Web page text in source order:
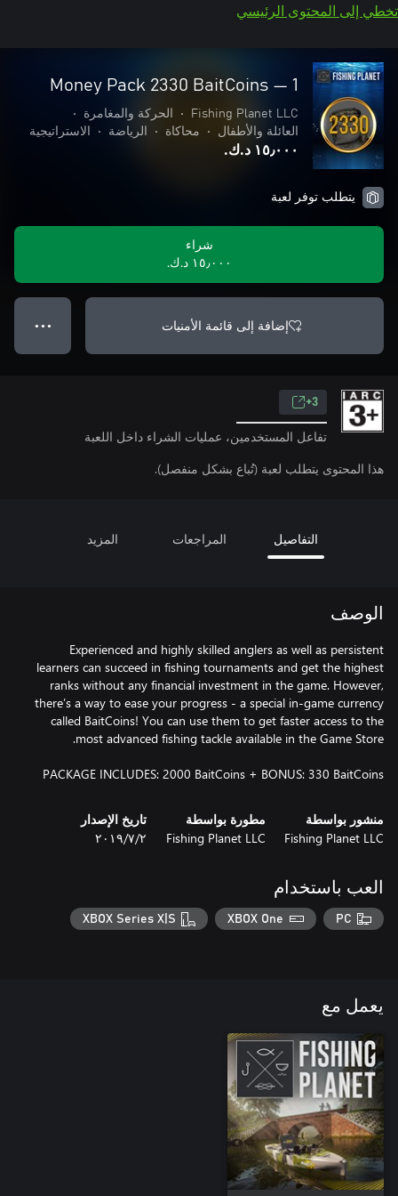
تخطي إلى المحتوى الرئيسي
Money Pack 2330 BaitCoins — 1
Fishing Planet LLC
• الحركة والمغامرة
•
العائلة والأطفال
• محاكاة • الرياضة • الاستراتيجية
١٥٫٠٠٠ د.ك.‏
يتطلب توفر لعبة
شراء
١٥٫٠٠٠ د.ك.‏
إضافة إلى قائمة الأمنيات ● ● ●
3+
تفاعل المستخدمين، عمليات الشراء داخل اللعبة
هذا المحتوى يتطلب لعبة (تُباع بشكل منفصل).
التفاصيل المراجعات المزيد
الوصف
Experienced and highly skilled anglers as well as persistent
learners can succeed in fishing tournaments and get the highest
ranks without any financial investment in the game. However,
there’s a way to ease your progress - a special in-game currency
called BaitCoins! You can use them to get faster access to the
PACKAGE INCLUDES: 2000 BaitCoins + BONUS: 330 BaitCoins
منشور بواسطة
Fishing Planet LLC
مطورة بواسطة
Fishing Planet LLC
تاريخ الإصدار
٢‏/٧‏/٢٠١٩
العب باستخدام
PC
XBOX One
XBOX Series X|S
يعمل مع